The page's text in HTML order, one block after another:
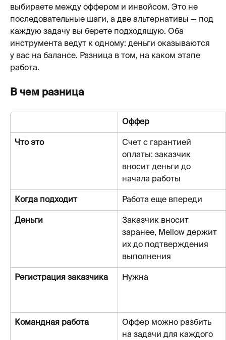
выбираете между оффером и инвойсом. Это не
последовательные шаги, а две альтернативы — под
каждую задачу вы берете подходящую. Оба
инструмента ведут к одному: деньги оказываются
у вас на балансе. Разница в том, на каком этапе
работа.
В чем разница
Оффер
Что это
Счет с гарантией
оплаты: заказчик
вносит деньги до
начала работы
Когда подходит Работа еще впереди
Деньги
Заказчик вносит
заранее, Mellow держит
их до подтверждения
выполнения
Регистрация заказчика Нужна
Командная работа
Оффер можно разбить
на задачи для каждого